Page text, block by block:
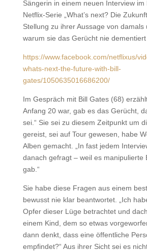
Sängerin in einem neuen Interview im
Netflix-Serie „What’s next? Die
Stellung zu ihrer Aussage von damals
warum sie das Gerücht nie dementiert
https://www.facebook.com/netflixus/
whats-next-the-future-with-bill-
gates/1050635016686200/
Im Gespräch mit Bill Gates (68)
Anfang 20 war, gab es das Gerücht,
sei.“ Sie sei zu diesem Zeitpunkt um
gereist, sei auf Tour gewesen, habe
Alben gemacht. „In fast jedem
danach gefragt – weil es manipulierte
gab.“
Sie habe diese Fragen aus einem
bewusst nie klar beantwortet. „Ich
Opfer dieser Lüge betrachtet und
einem Kind, dem so etwas
dann denkt, dass eine öffentliche
empfindet?“ Aus ihrer Sicht sei es